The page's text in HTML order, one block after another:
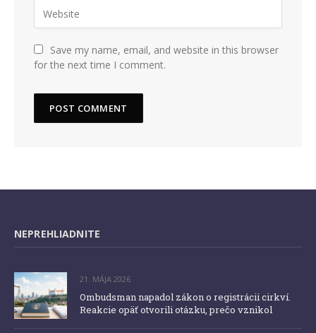
Save my name, email, and website in this browser
for the next time I comment.
NEPREHLIADNITE
21. MÁJA 2026
Ombudsman napadol zákon o registrácii cirkví.
Reakcie opäť otvorili otázku, prečo vznikol